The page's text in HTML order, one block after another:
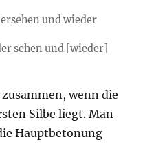
und wieder
sehen und [wieder]
zusammen, wenn die
Silbe liegt. Man
Hauptbetonung